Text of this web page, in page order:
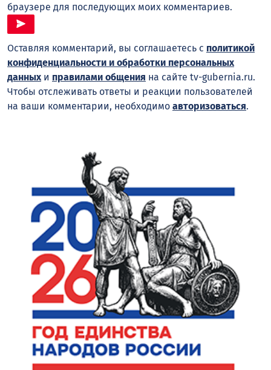
браузере для последующих моих комментариев.
Оставляя комментарий, вы соглашаетесь с политикой
конфиденциальности и обработки персональных
данныхи правилами общения на сайте tv-gubernia.ru.
Чтобы отслеживать ответы и реакции пользователей
на ваши комментарии, необходимо авторизоваться.